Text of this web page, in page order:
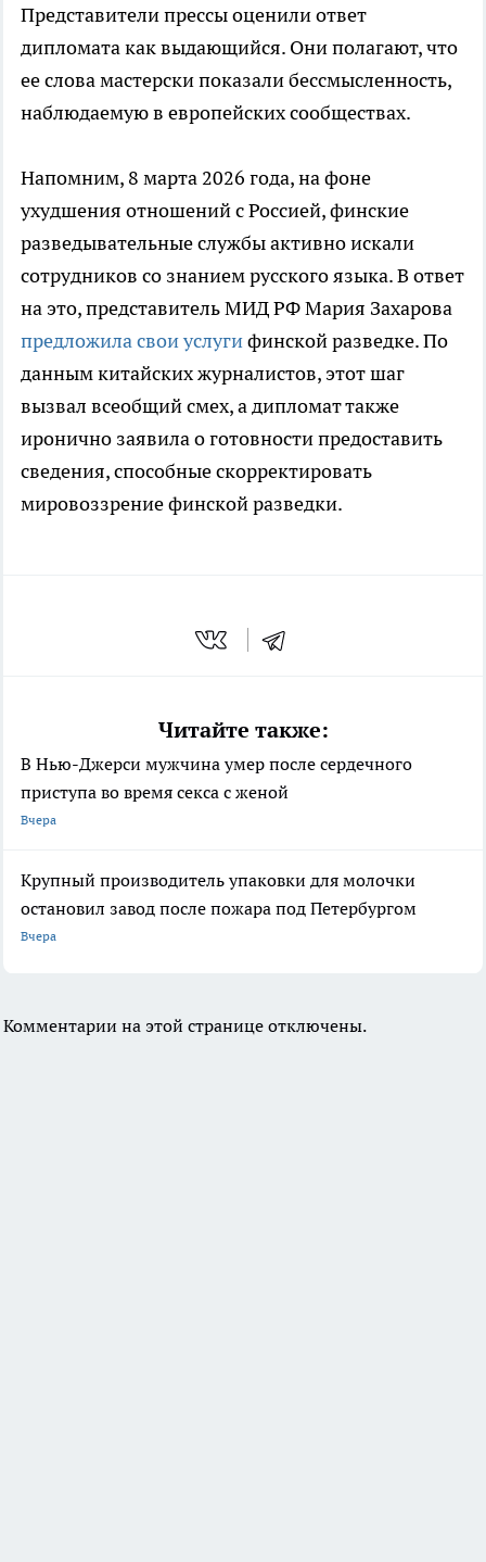
Представители прессы оценили ответ
дипломата как выдающийся. Они полагают, что
ее слова мастерски показали бессмысленность,
наблюдаемую в европейских сообществах.
Напомним, 8 марта 2026 года, на фоне
ухудшения отношений с Россией, финские
разведывательные службы активно искали
сотрудников со знанием русского языка. В ответ
на это, представитель МИД РФ Мария Захарова
предложила свои услугифинской разведке. По
данным китайских журналистов, этот шаг
вызвал всеобщий смех, а дипломат также
иронично заявила о готовности предоставить
сведения, способные скорректировать
мировоззрение финской разведки.
Читайте также:
В Нью-Джерси мужчина умер после сердечного
приступа во время секса с женой
Вчера
Крупный производитель упаковки для молочки
остановил завод после пожара под Петербургом
Вчера
Комментарии на этой странице отключены.